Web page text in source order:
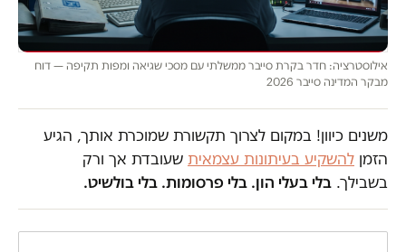
אילוסטרציה: חדר בקרת סייבר ממשלתי עם מסכי שגיאה ומפות תקיפה — דוח
מבקר המדינה סייבר 2026
משנים כיוון! במקום לצרוך תקשורת שמוכרת אותך, הגיע
הזמן להשקיע בעיתונות עצמאית שעובדת אך ורק
בשבילך. בלי בעלי הון. בלי פרסומות. בלי בולשיט.